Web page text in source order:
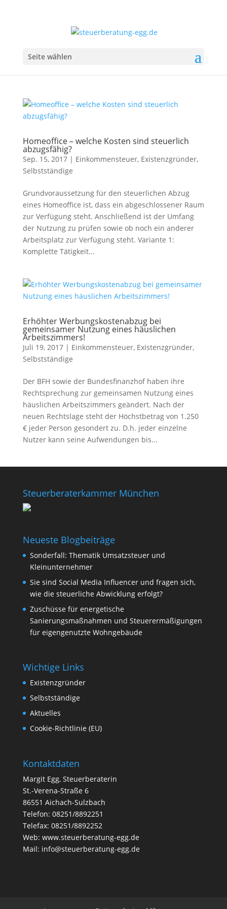
Seite wählen
Homeoffice – welche Kosten sind steuerlich
abzugsfähig?
Sep. 15, 2017| Einkommensteuer, Existenzgründer,
Selbstständige
Grundvoraussetzung für den steuerlichen Abzug
eines Homeoffice ist, dass ein abgeschlossener Raum
zur Verfügung steht. Anschließend ist der Umfang
der Nutzung zu prüfen sowie ob noch ein anderer
Arbeitsplatz zur Verfügung steht. Variante 1:
Komplette Tätigkeit...
Erhöhter Werbungskostenabzug bei
gemeinsamer Nutzung eines häuslichen
Arbeitszimmers!
Juli 19, 2017| Einkommensteuer, Existenzgründer,
Selbstständige
Der BFH sowie der Bundesfinanzhof haben ihre
Rechtsprechung zur gemeinsamen Nutzung eines
häuslichen Arbeitszimmers geändert. Nach der
neuen Rechtslage steht der Höchstbetrag von 1.250
€ jeder Person gesondert zu. D.h. jeder einzelne
Nutzer kann seine Aufwendungen bis...
Steuerberaterkammer München
Neueste Blogbeiträge
Sonderfall: Thematik Umsatzsteuer und
Kleinunternehmer
Sie sind Social Media Influencer und fragen sich,
wie die steuerliche Abwicklung erfolgt?
Zuschüsse für energetische
Sanierungsmaßnahmen und Steuerermäßigungen
für eigengenutzte Wohngebäude
Wichtige Links
Existenzgründer
Selbstständige
Aktuelles
Cookie-Richtlinie (EU)
Kontaktdaten
Margit Egg, Steuerberaterin
St.-Verena-Straße 6
86551 Aichach-Sulzbach
Telefon: 08251/8892251
Telefax: 08251/8892252
Web: www.steuerberatung-egg.de
Mail: info@steuerberatung-egg.de